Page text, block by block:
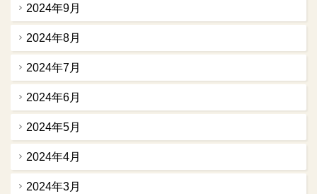
2024年9月
2024年8月
2024年7月
2024年6月
2024年5月
2024年4月
2024年3月